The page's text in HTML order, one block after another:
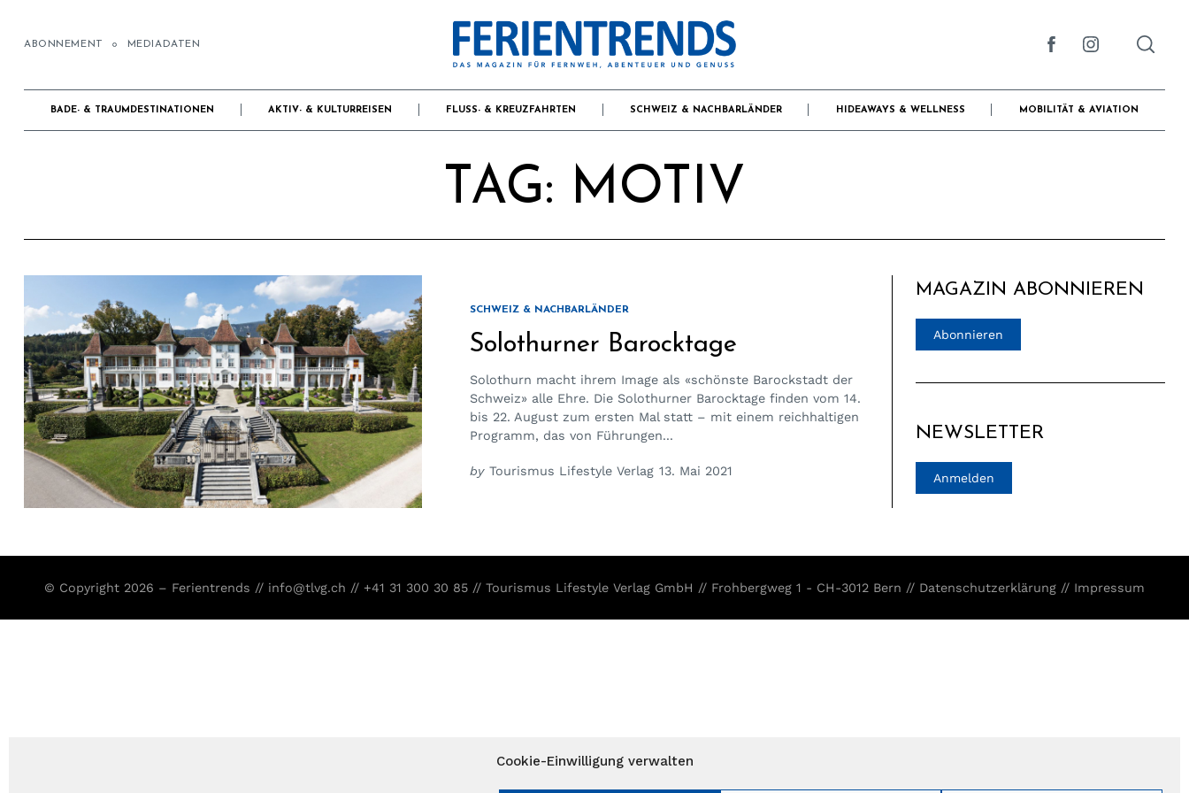
Cookie-Einwilligung verwalten
ABONNEMENT MEDIADATEN
BADE- & TRAUMDESTINATIONEN AKTIV- & KULTURREISEN FLUSS- & KREUZFAHRTEN SCHWEIZ & NACHBARLÄNDER HIDEAWAYS & WELLNESS MOBILITÄT & AVIATION
TAG: MOTIV
SCHWEIZ & NACHBARLÄNDER
Solothurner Barocktage
Solothurn macht ihrem Image als «schönste Barockstadt der
Schweiz» alle Ehre. Die Solothurner Barocktage finden vom 14.
bis 22. August zum ersten Mal statt – mit einem reichhaltigen
Programm, das von Führungen...
by Tourismus Lifestyle Verlag 13. Mai 2021
MAGAZIN ABONNIEREN
Abonnieren
NEWSLETTER
Anmelden
© Copyright 2026 – Ferientrends // info@tlvg.ch // +41 31 300 30 85 // Tourismus Lifestyle Verlag GmbH // Frohbergweg 1 - CH-3012 Bern // Datenschutzerklärung // Impressum